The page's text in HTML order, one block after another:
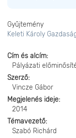
Gyűjtemény
Keleti Károly
Cím és alcím
Pályázati
Szerző
Vincze Gábor
Megjelenés ideje
2014
Témavezető
Szabó Richárd